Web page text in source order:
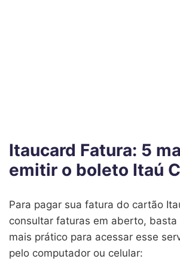
Itaucard Fatura: 5
emitir o boleto Itaú
Para pagar sua fatura do cartão
consultar faturas em aberto, basta
mais prático para acessar esse
pelo computador ou celular: